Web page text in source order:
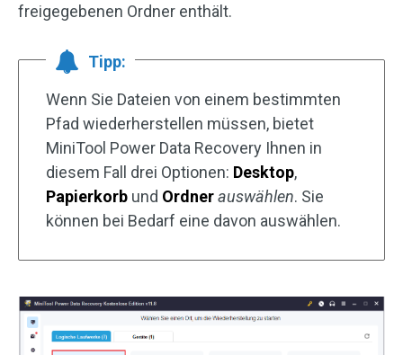
freigegebenen Ordner enthält.
Tipp:
Wenn Sie Dateien von einem bestimmten
Pfad wiederherstellen müssen, bietet
MiniTool Power Data Recovery Ihnen in
diesem Fall drei Optionen: Desktop,
Papierkorb und Ordnerauswählen. Sie
können bei Bedarf eine davon auswählen.